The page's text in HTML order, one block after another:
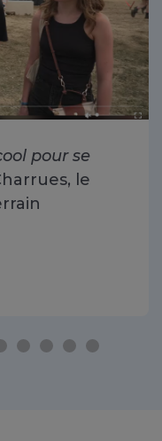
pour se
le